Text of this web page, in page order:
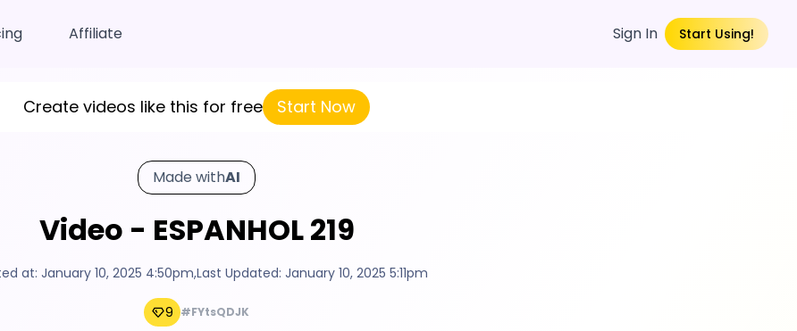
Affiliate Sign In Start Using!
Create videos like this for free Start Now
Made withAI
Video - ESPANHOL 219
at: January 10, 2025 4:50pm,Last Updated: January 10, 2025 5:11pm
9 #FYtsQDJK